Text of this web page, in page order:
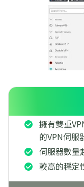
擁有雙重
的VPN伺服
伺服器數量
較高的穩定